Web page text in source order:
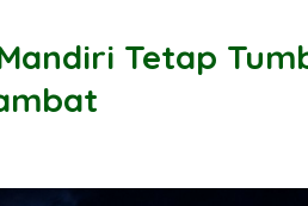
Tetap